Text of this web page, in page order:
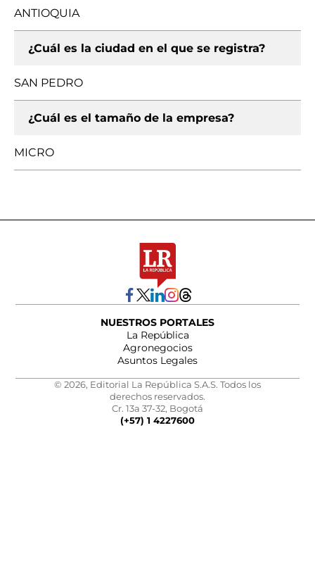
ANTIOQUIA
¿Cuál es la ciudad en el que se registra?
SAN PEDRO
¿Cuál es el tamaño de la empresa?
MICRO
NUESTROS PORTALES
La República
Agronegocios
Asuntos Legales
© 2026, Editorial La República S.A.S. Todos los
derechos reservados.
Cr. 13a 37-32, Bogotá
(+57) 1 4227600